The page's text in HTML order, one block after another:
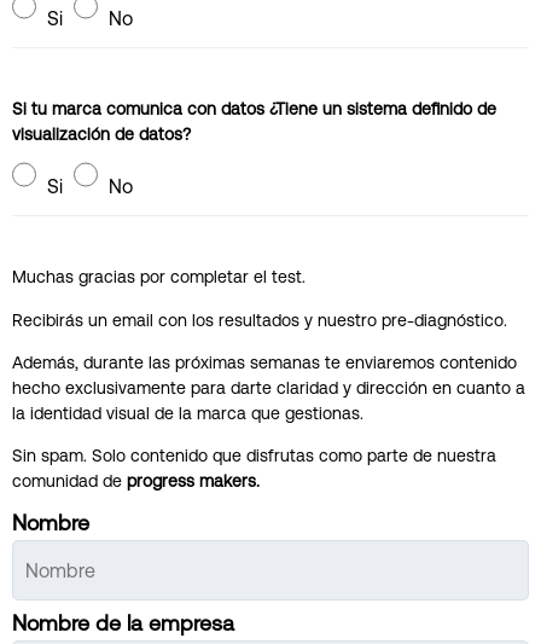
Si No
Si tu marca comunica con datos ¿Tiene un sistema definido de
visualización de datos?
Si No
Muchas gracias por completar el test.
Recibirás un email con los resultados y nuestro pre-diagnóstico.
Además, durante las próximas semanas te enviaremos contenido
hecho exclusivamente para darte claridad y dirección en cuanto a
la identidad visual de la marca que gestionas.
Sin spam. Solo contenido que disfrutas como parte de nuestra
comunidad de progress makers.
Nombre
Nombre de la empresa